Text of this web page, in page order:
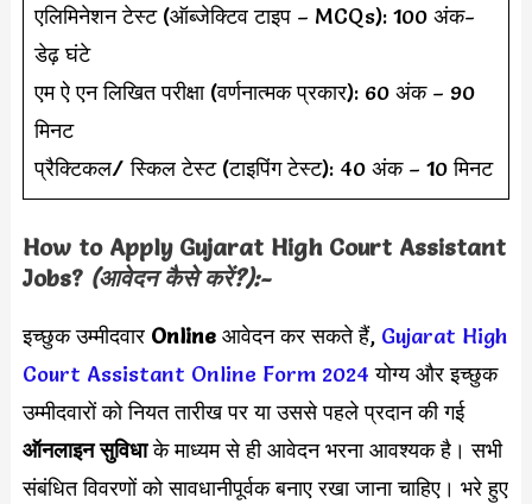
एलिमिनेशन टेस्ट (ऑब्जेक्टिव टाइप – MCQs): 100 अंक-
डेढ़ घंटे
एम ऐ एन लिखित परीक्षा (वर्णनात्मक प्रकार): 60 अंक – 90
मिनट
प्रैक्टिकल/ स्किल टेस्ट (टाइपिंग टेस्ट): 40 अंक – 10 मिनट
How to Apply Gujarat High Court Assistant
Jobs?(आवेदन कैसे करें?):-
इच्छुक उम्मीदवार Online आवेदन कर सकते हैं, Gujarat High
Court Assistant Online Form 2024 योग्य और इच्छुक
उम्मीदवारों को नियत तारीख पर या उससे पहले प्रदान की गई
ऑनलाइन सुविधाके माध्यम से ही आवेदन भरना आवश्यक है। सभी
संबंधित विवरणों को सावधानीपूर्वक बनाए रखा जाना चाहिए। भरे हुए